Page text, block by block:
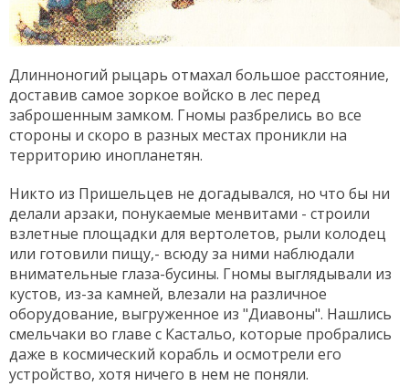
Длинноногий рыцарь отмахал большое расстояние,
доставив самое зоркое войско в лес перед
заброшенным замком. Гномы разбрелись во все
стороны и скоро в разных местах проникли на
территорию инопланетян.
Никто из Пришельцев не догадывался, но что бы ни
делали арзаки, понукаемые менвитами - строили
взлетные площадки для вертолетов, рыли колодец
или готовили пищу,- всюду за ними наблюдали
внимательные глаза-бусины. Гномы выглядывали из
кустов, из-за камней, влезали на различное
оборудование, выгруженное из "Диавоны". Нашлись
смельчаки во главе с Кастальо, которые пробрались
даже в космический корабль и осмотрели его
устройство, хотя ничего в нем не поняли.